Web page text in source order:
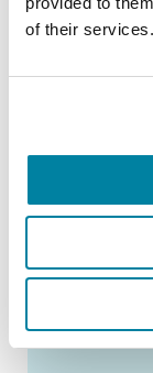
of their services.
miembro del